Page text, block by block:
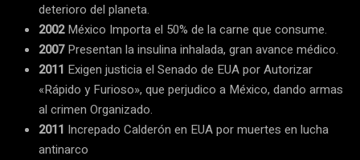
deterioro del planeta.
2002México Importa el 50% de la carne que consume.
2007Presentan la insulina inhalada, gran avance médico.
2011 Exigen justicia el Senado de EUA por Autorizar
«Rápido y Furioso», que perjudico a México, dando armas
al crimen Organizado.
2011 Increpado Calderón en EUA por muertes en lucha
antinarco